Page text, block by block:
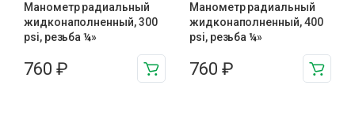
Манометр радиальный
жидконаполненный, 300
psi, резьба ¼»
760 ₽
Манометр радиальный
жидконаполненный, 400
psi, резьба ¼»
760 ₽